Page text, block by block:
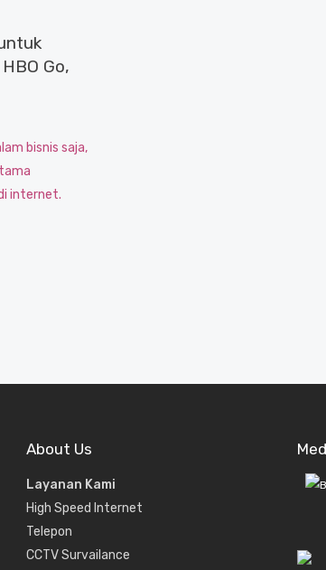
Go,
bisnis saja,
internet.
About Us
Layanan Kami
High Speed Internet
Telepon
CCTV Survailance